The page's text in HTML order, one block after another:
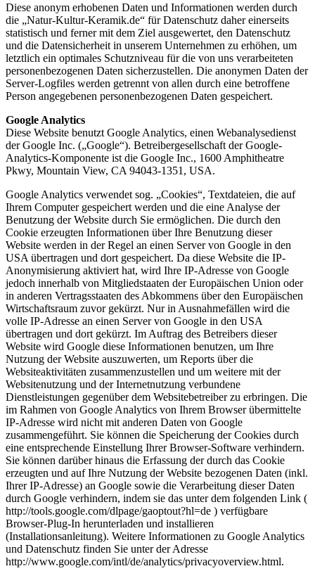
Diese anonym erhobenen Daten und Informationen werden durch
die „Natur-Kultur-Keramik.de“ für Datenschutz daher einerseits
statistisch und ferner mit dem Ziel ausgewertet, den Datenschutz
und die Datensicherheit in unserem Unternehmen zu erhöhen, um
letztlich ein optimales Schutzniveau für die von uns verarbeiteten
personenbezogenen Daten sicherzustellen. Die anonymen Daten der
Server-Logfiles werden getrennt von allen durch eine betroffene
Person angegebenen personenbezogenen Daten gespeichert.
Google Analytics
Diese Website benutzt Google Analytics, einen Webanalysedienst
der Google Inc. („Google“). Betreibergesellschaft der Google-
Analytics-Komponente ist die Google Inc., 1600 Amphitheatre
Pkwy, Mountain View, CA 94043-1351, USA.
Google Analytics verwendet sog. „Cookies“, Textdateien, die auf
Ihrem Computer gespeichert werden und die eine Analyse der
Benutzung der Website durch Sie ermöglichen. Die durch den
Cookie erzeugten Informationen über Ihre Benutzung dieser
Website werden in der Regel an einen Server von Google in den
USA übertragen und dort gespeichert. Da diese Website die IP-
Anonymisierung aktiviert hat, wird Ihre IP-Adresse von Google
jedoch innerhalb von Mitgliedstaaten der Europäischen Union oder
in anderen Vertragsstaaten des Abkommens über den Europäischen
Wirtschaftsraum zuvor gekürzt. Nur in Ausnahmefällen wird die
volle IP-Adresse an einen Server von Google in den USA
übertragen und dort gekürzt. Im Auftrag des Betreibers dieser
Website wird Google diese Informationen benutzen, um Ihre
Nutzung der Website auszuwerten, um Reports über die
Websiteaktivitäten zusammenzustellen und um weitere mit der
Websitenutzung und der Internetnutzung verbundene
Dienstleistungen gegenüber dem Websitebetreiber zu erbringen. Die
im Rahmen von Google Analytics von Ihrem Browser übermittelte
IP-Adresse wird nicht mit anderen Daten von Google
zusammengeführt. Sie können die Speicherung der Cookies durch
eine entsprechende Einstellung Ihrer Browser-Software verhindern.
Sie können darüber hinaus die Erfassung der durch das Cookie
erzeugten und auf Ihre Nutzung der Website bezogenen Daten (inkl.
Ihrer IP-Adresse) an Google sowie die Verarbeitung dieser Daten
durch Google verhindern, indem sie das unter dem folgenden Link (
http://tools.google.com/dlpage/gaoptout?hl=de ) verfügbare
Browser-Plug-In herunterladen und installieren
(Installationsanleitung). Weitere Informationen zu Google Analytics
und Datenschutz finden Sie unter der Adresse
http://www.google.com/intl/de/analytics/privacyoverview.html.